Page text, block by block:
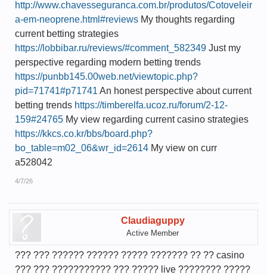
http://www.chavesseguranca.com.br/produtos/Cotoveleir
a-em-neoprene.html#reviews My thoughts regarding
current betting strategies
https://lobbibar.ru/reviews/#comment_582349 Just my
perspective regarding modern betting trends
https://punbb145.00web.net/viewtopic.php?
pid=71741#p71741 An honest perspective about current
betting trends https://timberelfa.ucoz.ru/forum/2-12-
159#24765 My view regarding current casino strategies
https://kkcs.co.kr/bbs/board.php?
bo_table=m02_06&wr_id=2614 My view on curr
a528042
4/7/26
Claudiaguppy
Active Member
??? ??? ?????? ?????? ????? ??????? ?? ?? casino
??? ??? ??????????? ??? ????? live ???????? ?????